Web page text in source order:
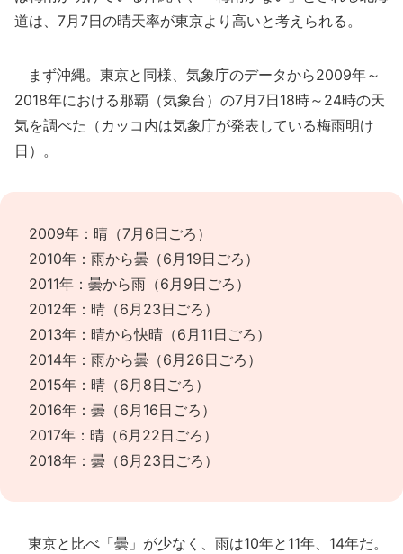
道は、7月7日の晴天率が東京より高いと考えられる。
まず沖縄。東京と同様、気象庁のデータから2009年～
2018年における那覇（気象台）の7月7日18時～24時の天
気を調べた（カッコ内は気象庁が発表している梅雨明け
日）。
2009年：晴（7月6日ごろ）
2010年：雨から曇（6月19日ごろ）
2011年：曇から雨（6月9日ごろ）
2012年：晴（6月23日ごろ）
2013年：晴から快晴（6月11日ごろ）
2014年：雨から曇（6月26日ごろ）
2015年：晴（6月8日ごろ）
2016年：曇（6月16日ごろ）
2017年：晴（6月22日ごろ）
2018年：曇（6月23日ごろ）
東京と比べ「曇」が少なく、雨は10年と11年、14年だ。